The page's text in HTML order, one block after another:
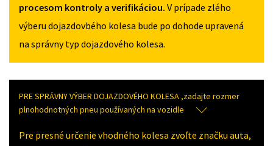
procesom kontroly a verifikáciou. V prípade zlého
výberu dojazdovbého kolesa bude po dohode upravená
na správny typ dojazdového kolesa.
PRE SPRÁVNY VÝBER DOJAZDOVÉHO KOLESA ,zadajte rozmer
plnohodnotných pneu používaných na vozidle
Pre presné určenie vhodného kolesa zvoľte značku auta,